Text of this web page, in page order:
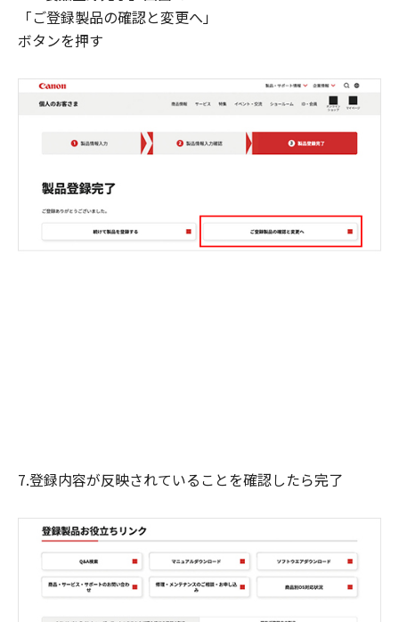
「ご登録製品の確認と変更へ」
ボタンを押す
7.登録内容が反映されていることを確認したら完了